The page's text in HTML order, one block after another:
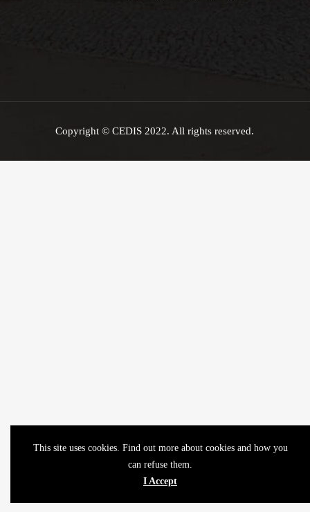
Copyright © CEDIS 2022. All rights reserved.
This site uses cookies. Find out more about cookies and how you
can refuse them.
I Accept